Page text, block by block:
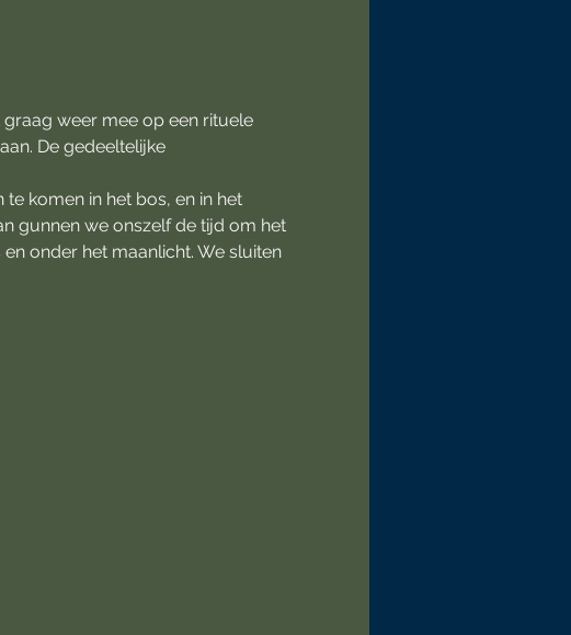
weer mee op een rituele
De gedeeltelijke
komen in het bos, en in het
gunnen we onszelf de tijd om het
onder het maanlicht. We sluiten